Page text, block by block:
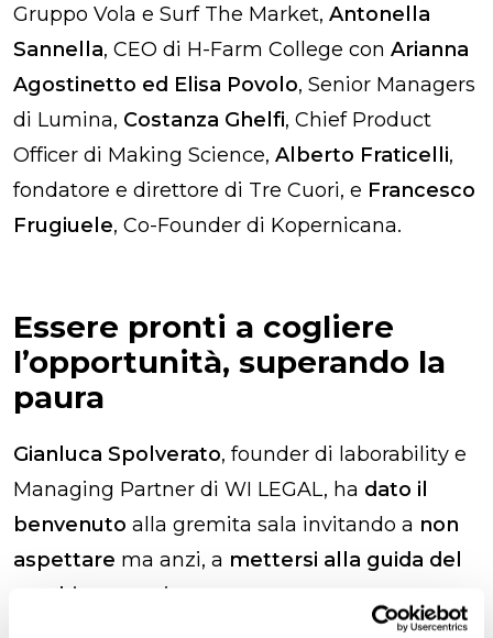
Gruppo Vola e Surf The Market, Antonella
Sannella, CEO di H-Farm College con Arianna
Agostinetto ed Elisa Povolo, Senior Managers
di Lumina, Costanza Ghelfi, Chief Product
Officer di Making Science, Alberto Fraticelli,
fondatore e direttore di Tre Cuori, e Francesco
Frugiuele, Co-Founder di Kopernicana.
Essere pronti a cogliere
l’opportunità, superando la
paura
Gianluca Spolverato, founder di laborability e
Managing Partner di WI LEGAL, ha dato il
benvenuto alla gremita sala invitando a non
aspettare ma anzi, a mettersi alla guida del
cambiamento
in atto.